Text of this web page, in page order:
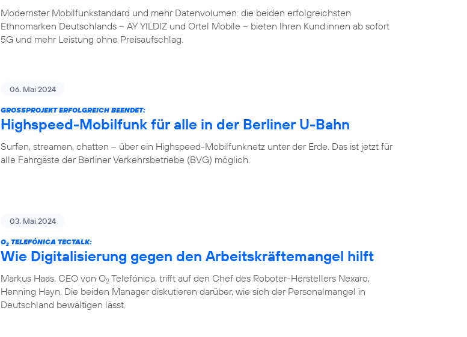
Modernster Mobilfunkstandard und mehr Datenvolumen: die beiden erfolgreichsten
Ethnomarken Deutschlands – AY YILDIZ und Ortel Mobile – bieten Ihren Kund:innen ab sofort
5G und mehr Leistung ohne Preisaufschlag.
06. Mai 2024
GROSSPROJEKT ERFOLGREICH BEENDET:
Highspeed-Mobilfunk für alle in der Berliner U-Bahn
Surfen, streamen, chatten – über ein Highspeed-Mobilfunknetz unter der Erde. Das ist jetzt für
alle Fahrgäste der Berliner Verkehrsbetriebe (BVG) möglich.
03. Mai 2024
O2 TELEFÓNICA TECTALK:
Wie Digitalisierung gegen den Arbeitskräftemangel hilft
Markus Haas, CEO von O2 Telefónica, trifft auf den Chef des Roboter-Herstellers Nexaro,
Henning Hayn. Die beiden Manager diskutieren darüber, wie sich der Personalmangel in
Deutschland bewältigen lässt.